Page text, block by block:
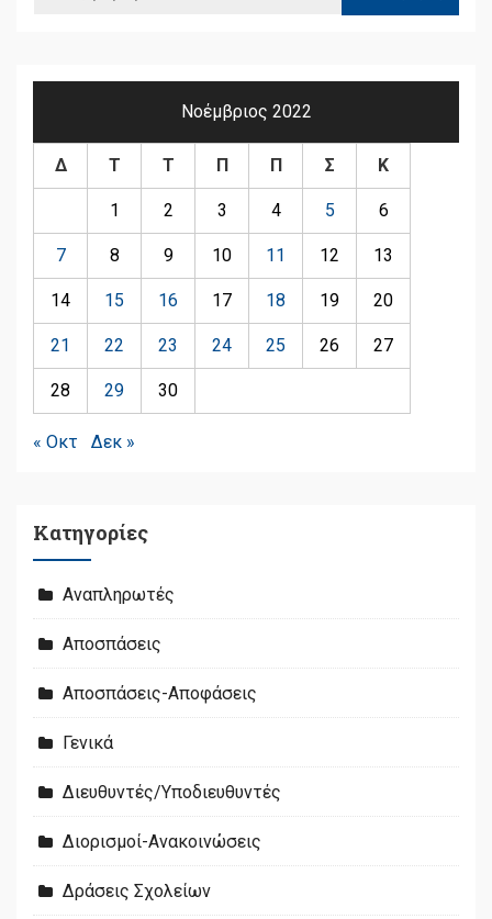
Νοέμβριος 2022
Δ Τ Τ Π Π Σ Κ
1 2 3 4 5 6
7 8 9 10 11 12 13
14 15 16 17 18 19 20
21 22 23 24 25 26 27
28 29 30
« Οκτ Δεκ »
Kατηγορίες
Αναπληρωτές
Αποσπάσεις
Αποσπάσεις-Αποφάσεις
Γενικά
Διευθυντές/Υποδιευθυντές
Διορισμοί-Ανακοινώσεις
Δράσεις Σχολείων